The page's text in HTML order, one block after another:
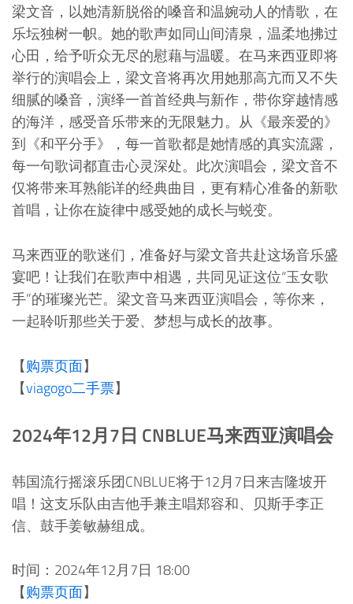
梁文音，以她清新脱俗的嗓音和温婉动人的情歌，在
乐坛独树一帜。她的歌声如同山间清泉，温柔地拂过
心田，给予听众无尽的慰藉与温暖。在马来西亚即将
举行的演唱会上，梁文音将再次用她那高亢而又不失
细腻的嗓音，演绎一首首经典与新作，带你穿越情感
的海洋，感受音乐带来的无限魅力。从《最亲爱的》
到《和平分手》，每一首歌都是她情感的真实流露，
每一句歌词都直击心灵深处。此次演唱会，梁文音不
仅将带来耳熟能详的经典曲目，更有精心准备的新歌
首唱，让你在旋律中感受她的成长与蜕变。
马来西亚的歌迷们，准备好与梁文音共赴这场音乐盛
宴吧！让我们在歌声中相遇，共同见证这位“玉女歌
手”的璀璨光芒。梁文音马来西亚演唱会，等你来，
一起聆听那些关于爱、梦想与成长的故事。
【购票页面】
【viagogo二手票】
2024年12月7日 CNBLUE马来西亚演唱会
韩国流行摇滚乐团CNBLUE将于12月7日来吉隆坡开
唱！这支乐队由吉他手兼主唱郑容和、贝斯手李正
信、鼓手姜敏赫组成。
时间：2024年12月7日 18:00
【购票页面】